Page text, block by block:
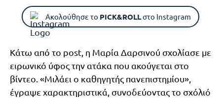
Ακολούθησε το PICK&ROLLστο Instagram
Κάτω από το post, η Μαρία Δαρσινού σχολίασε με
ειρωνικό ύφος την ατάκα που ακούγεται στο
βίντεο. «Μιλάει ο καθηγητής πανεπιστημίου»,
έγραψε χαρακτηριστικά, συνοδεύοντας το σχόλιό